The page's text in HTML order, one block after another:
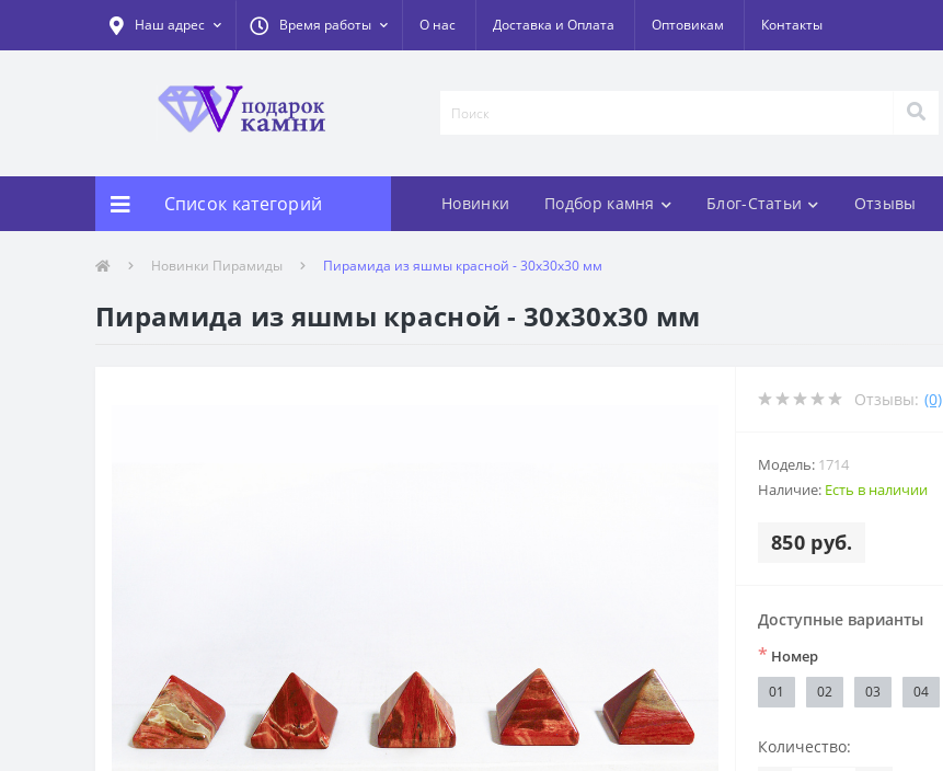
Наш адрес Время работы О нас Доставка и Оплата Оптовикам Контакты
Список категорий Новинки Подбор камня Блог-Статьи Отзывы
Новинки Пирамиды Пирамида из яшмы красной - 30х30х30 мм
Пирамида из яшмы красной - 30х30х30 мм
Отзывы: (0)
Модель: 1714
Наличие: Есть в наличии
850 руб.
Доступные варианты
* Номер
01 02 03 04
Количество: